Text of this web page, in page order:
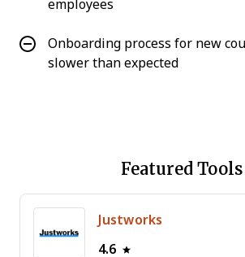
employees
Onboarding process for new
slower than expected
Featured Tools
Justworks
4.6